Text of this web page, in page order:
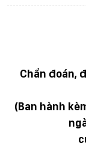
Chẩn đoán,
(Ban hành